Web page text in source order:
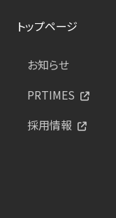
トップページ
お知らせ
PRTIMES
採用情報